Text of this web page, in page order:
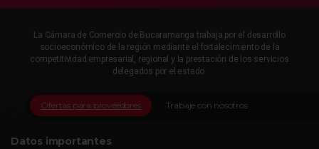
La Cámara de Comercio de Bucaramanga trabaja por el desarrollo
socioeconómico de la región mediante el fortalecimiento de la
competitividad empresarial, regional y la prestación de los servicios
delegados por el estado.
Trabaje con nosotros
Ofertas para proveedores
Datos importantes